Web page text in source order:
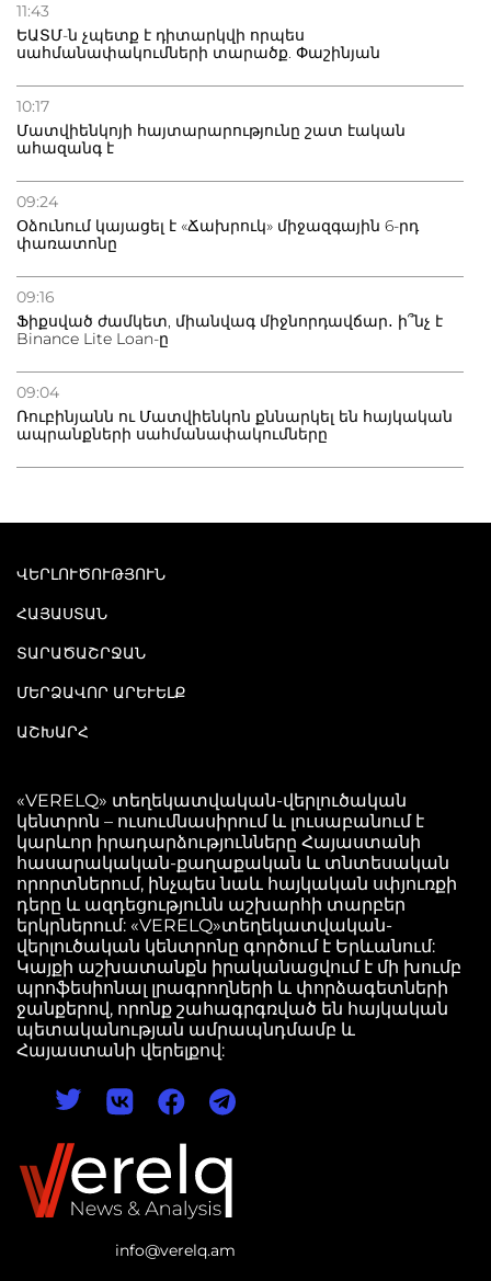
11:43
ԵԱՏՄ-ն չպետք է դիտարկվի որպես
սահմանափակումների տարածք. Փաշինյան
10:17
Մատվիենկոյի հայտարարությունը շատ էական
ահազանգ է
09:24
Օձունում կայացել է «Ճախրուկ» միջազգային 6-րդ
փառատոնը
09:16
Ֆիքսված ժամկետ, միանվագ միջնորդավճար․ ի՞նչ է
Binance Lite Loan-ը
09:04
Ռուբինյանն ու Մատվիենկոն քննարկել են հայկական
ապրանքների սահմանափակումները
info@verelq.am
ՎԵՐԼՈՒԾՈՒԹՅՈՒՆ
ՀԱՅԱՍՏԱՆ
ՏԱՐԱԾԱՇՐՋԱՆ
ՄԵՐՁԱՎՈՐ ԱՐԵՒԵԼՔ
ԱՇԽԱՐՀ
«VERELQ» տեղեկատվական-վերլուծական
կենտրոն – ուսումնասիրում և լուսաբանում է
կարևոր իրադարձությունները Հայաստանի
հասարակական-քաղաքական և տնտեսական
որորտներում, ինչպես նաև հայկական սփյուռքի
դերը և ազդեցությունն աշխարհի տարբեր
երկրներում: «VERELQ»տեղեկատվական-
վերլուծական կենտրոնը գործում է Երևանում:
Կայքի աշխատանքն իրականացվում է մի խումբ
պրոֆեսիոնալ լրագրողների և փորձագետների
ջանքերով, որոնք շահագրգռված են հայկական
պետականության ամրապնդմամբ և
Հայաստանի վերելքով: